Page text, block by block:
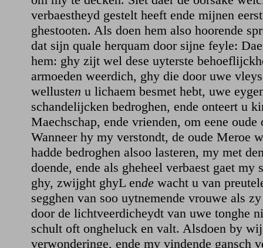
verbaestheyd gestelt heeft ende mijnen
ghestooten. Als doen hem also hoorende
dat sijn quale herquam door sijne feyle:
hem: ghy zijt wel dese uyterste
armoeden weerdich, ghy die door uwe
wellusten u lichaem besmet hebt, uwe
schandelijcken bedroghen, ende onteert u
Maechschap, ende vrienden, om eene oude
Wanneer hy my verstondt, de oude Meroe
hadde bedroghen alsoo lasteren, my met
doende, ende als gheheel verbaest gaet my
ghy, zwijght ghyL ende wacht u van
segghen van soo uytnemende vrouwe als
door de lichtveerdicheydt van uwe tonghe
schult oft ongheluck en valt. Alsdoen by
verwonderinge, ende my vindende gansch